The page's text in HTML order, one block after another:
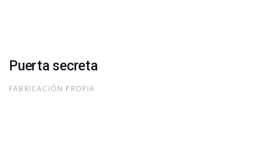
Puerta secreta
FABRICACIÓN PROPIA